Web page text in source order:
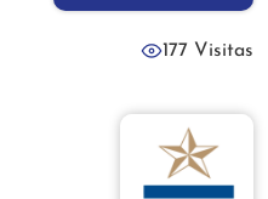
177 Visitas